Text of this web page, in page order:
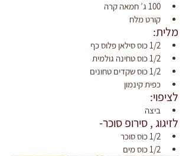
‫100 ג’ חמאה קרה‬
‫קורט מלח‬
מלית:
1/2 כוס סילאן פלוס כף
1/2 כוס טחינה גולמית
1/2 כוס שקדים טחונים
כפית קינמון
לציפוי:
ביצה‬
‫לזיגוג , סירופ סוכר-‬
‫1/2 כוס סוכר
1/2 כוס מים